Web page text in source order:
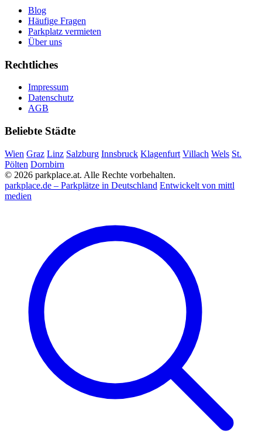
Blog
Häufige Fragen
Parkplatz vermieten
Über uns
Rechtliches
Impressum
Datenschutz
AGB
Beliebte Städte
Wien Graz Linz Salzburg Innsbruck Klagenfurt Villach Wels St.
Pölten Dornbirn
© 2026 parkplace.at. Alle Rechte vorbehalten.
parkplace.de – Parkplätze in Deutschland Entwickelt von mittl
medien